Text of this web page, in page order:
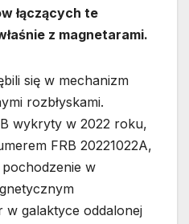
łączących te
z magnetarami.
się w mechanizm
rozbłyskami.
wykryty w 2022 roku,
FRB 20221022A,
w
w galaktyce oddalonej